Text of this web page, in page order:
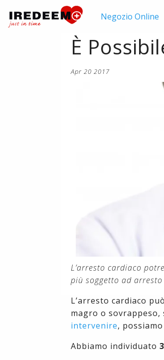
Negozio Online
È
Apr 20 2017
L’arresto cardiaco
più soggetto ad
L’arresto cardiaco
magro o
intervenire,
Abbiamo individuato